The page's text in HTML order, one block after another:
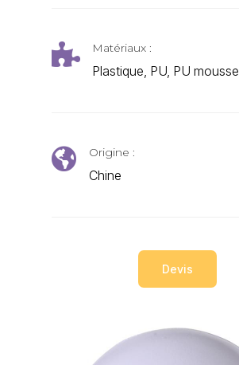
 Matériaux :
Plastique, PU, PU mousse
 Origine :
Chine
Devis